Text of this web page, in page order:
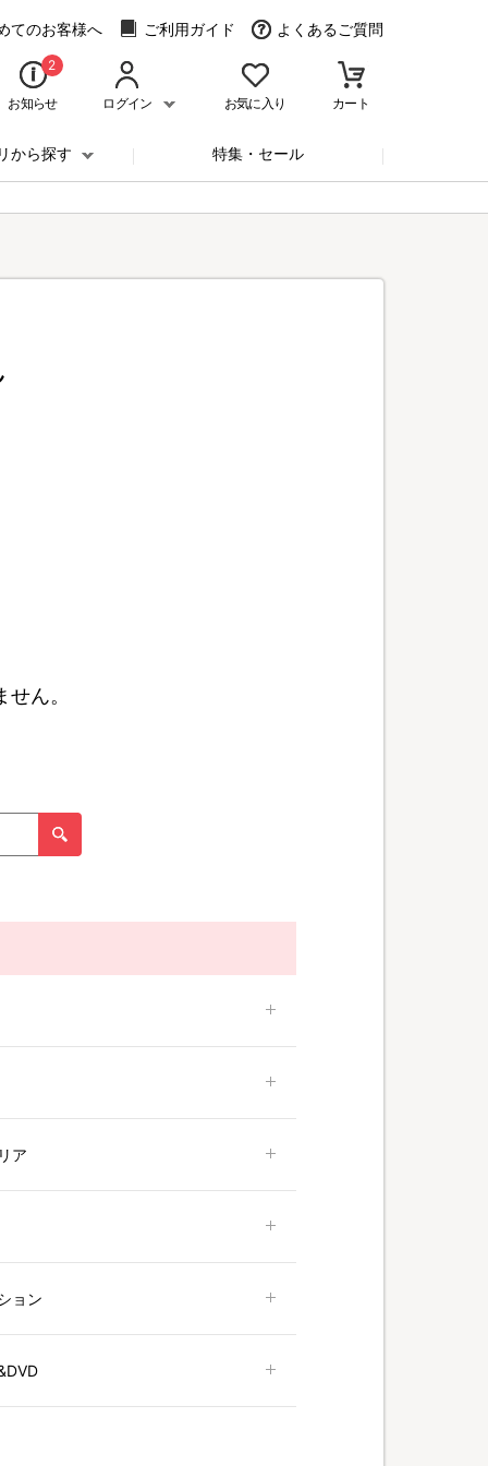
てのお客様へ ご利用ガイド よくあるご質問
2
お知らせ ログイン お気に入り カート
から探す 特集・セール
ん。
ア
ョン